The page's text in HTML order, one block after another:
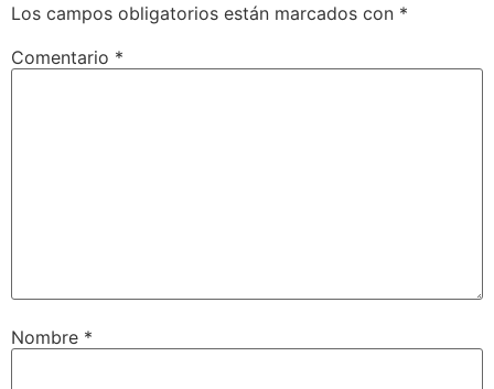
Los campos obligatorios están marcados con *
Comentario *
Nombre *